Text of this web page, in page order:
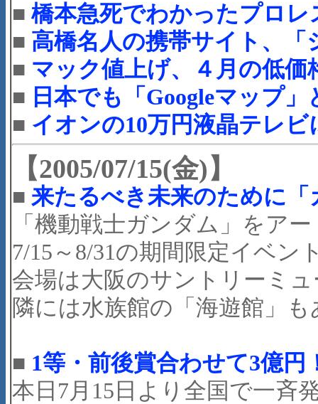
■ 橋本急死でわかったプロレ
■ 高橋名人の携帯サイト、
■ マック値上げ、４月の低価
■ 日本でも「Googleマップ
■ イオンの10万円液晶テレ
【2005/07/15(金)】
■ 来たるべき未来のために「
「機動戦士ガンダム」をア
7/15～8/31の期間限定イベン
会場は大阪のサントリーミ
隣には水族館の「海遊館」
■ 1等・前後賞合わせて3億
本日7月15日より全国で一斉